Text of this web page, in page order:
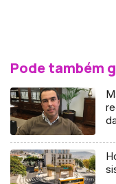
Pode também